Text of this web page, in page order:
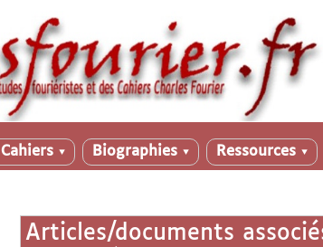
Cahiers ▼ Biographies ▼ Ressources ▼
Articles/documents